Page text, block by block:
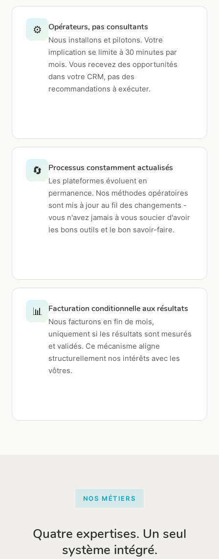
⚙️ Opérateurs, pas consultants
Nous installons et pilotons. Votre
implication se limite à 30 minutes par
mois. Vous recevez des opportunités
dans votre CRM, pas des
recommandations à exécuter.
🔄 Processus constamment actualisés
Les plateformes évoluent en
permanence. Nos méthodes opératoires
sont mis à jour au fil des changements -
vous n'avez jamais à vous soucier d'avoir
les bons outils et le bon savoir-faire.
📊 Facturation conditionnelle aux résultats
Nous facturons en fin de mois,
uniquement si les résultats sont mesurés
et validés. Ce mécanisme aligne
structurellement nos intérêts avec les
vôtres.
NOS MÉTIERS
Quatre expertises. Un seul
système intégré.